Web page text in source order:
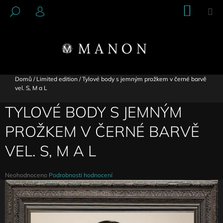
HLEDAT
PŘIHLÁŠENÍ KOŠÍK
Domů / Limited edition / Tylové body s jemným prožkem v černé barvě
vel. S, M a L
TYLOVÉ BODY S JEMNÝM
PROŽKEM V ČERNÉ BARVĚ
VEL. S, M A L
Průměrné
hodnocení
produktu
je
0,0
z
Neohodnoceno Podrobnosti hodnocení
P
O
T
Ř
E
B
U
J
E
T
E